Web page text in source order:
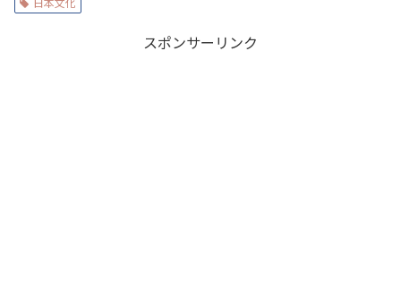
スポンサーリンク